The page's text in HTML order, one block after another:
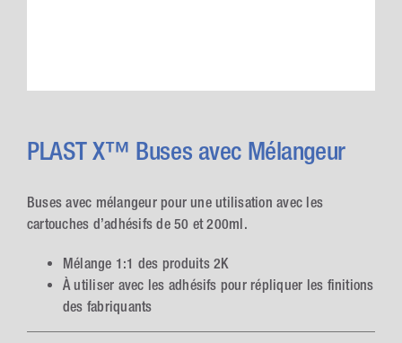
PLAST X™ Buses avec Mélangeur
Buses avec mélangeur pour une utilisation avec les
cartouches d’adhésifs de 50 et 200ml.
Mélange 1:1 des produits 2K
À utiliser avec les adhésifs pour répliquer les finitions
des fabriquants